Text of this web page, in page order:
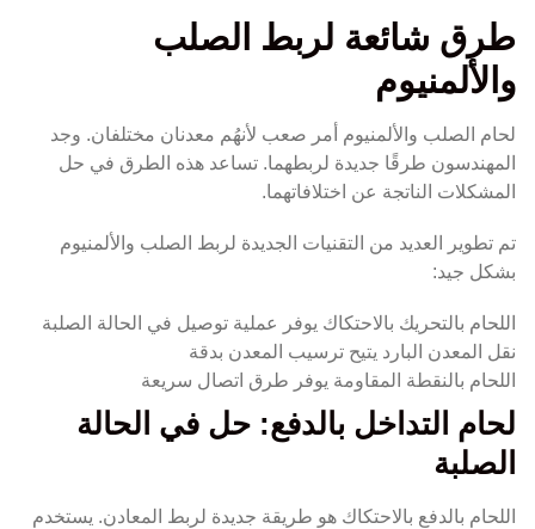
طرق شائعة لربط الصلب
والألمنيوم
لحام الصلب والألمنيوم أمر صعب لأنهُم معدنان مختلفان. وجد
المهندسون طرقًا جديدة لربطهما. تساعد هذه الطرق في حل
المشكلات الناتجة عن اختلافاتهما.
تم تطوير العديد من التقنيات الجديدة لربط الصلب والألمنيوم
بشكل جيد:
اللحام بالتحريك بالاحتكاك يوفر عملية توصيل في الحالة الصلبة
نقل المعدن البارد يتيح ترسيب المعدن بدقة
اللحام بالنقطة المقاومة يوفر طرق اتصال سريعة
لحام التداخل بالدفع: حل في الحالة
الصلبة
اللحام بالدفع بالاحتكاك هو طريقة جديدة لربط المعادن. يستخدم